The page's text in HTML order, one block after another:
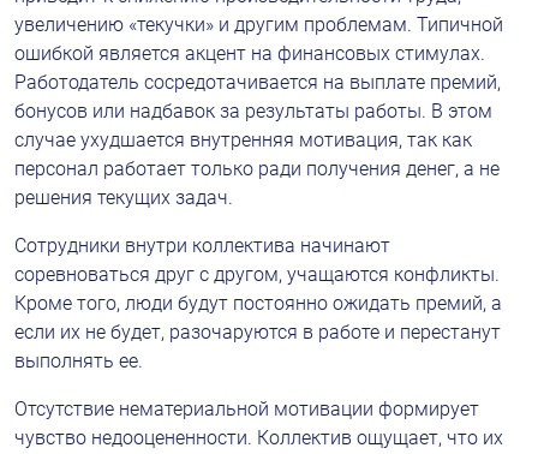
увеличению «текучки» и другим проблемам. Типичной
ошибкой является акцент на финансовых стимулах.
Работодатель сосредотачивается на выплате премий,
бонусов или надбавок за результаты работы. В этом
случае ухудшается внутренняя мотивация, так как
персонал работает только ради получения денег, а не
решения текущих задач.
Сотрудники внутри коллектива начинают
соревноваться друг с другом, учащаются конфликты.
Кроме того, люди будут постоянно ожидать премий, а
если их не будет, разочаруются в работе и перестанут
выполнять ее.
Отсутствие нематериальной мотивации формирует
чувство недооцененности. Коллектив ощущает, что их